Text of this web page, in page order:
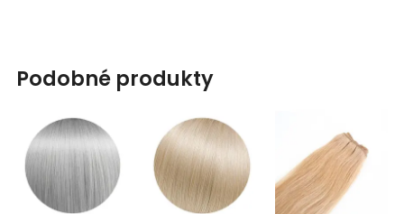
podobné produkty